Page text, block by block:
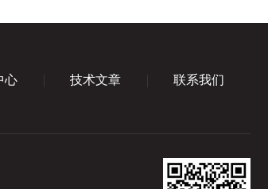
心 技术文章 联系我们